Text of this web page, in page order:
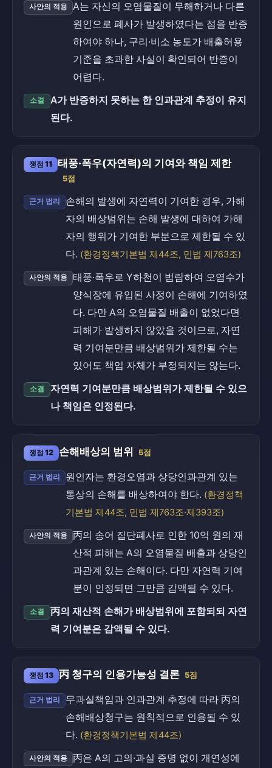
사안의 적용
A는 자신의 오염물질이 무해하거나 다른
원인으로 폐사가 발생하였다는 점을 반증
하여야 하나, 구리·비소 농도가 배출허용
기준을 초과한 사실이 확인되어 반증이
어렵다.
소결
A가 반증하지 못하는 한 인과관계 추정이 유지
된다.
쟁점 11 태풍·폭우(자연력)의 기여와 책임 제한
5점
근거 법리
손해의 발생에 자연력이 기여한 경우, 가해
자의 배상범위는 손해 발생에 대하여 가해
자의 행위가 기여한 부분으로 제한될 수 있
다. (환경정책기본법 제44조, 민법 제763조)
사안의 적용
태풍·폭우로 Y하천이 범람하여 오염수가
양식장에 유입된 사정이 손해에 기여하였
다. 다만 A의 오염물질 배출이 없었다면
피해가 발생하지 않았을 것이므로, 자연
력 기여분만큼 배상범위가 제한될 수는
있어도 책임 자체가 부정되지는 않는다.
소결
자연력 기여분만큼 배상범위가 제한될 수 있으
나 책임은 인정된다.
쟁점 12 손해배상의 범위 5점
근거 법리
원인자는 환경오염과 상당인과관계 있는
통상의 손해를 배상하여야 한다. (환경정책
기본법 제44조, 민법 제763조·제393조)
사안의 적용
丙의 송어 집단폐사로 인한 10억 원의 재
산적 피해는 A의 오염물질 배출과 상당인
과관계 있는 손해이다. 다만 자연력 기여
분이 인정되면 그만큼 감액될 수 있다.
소결
丙의 재산적 손해가 배상범위에 포함되되 자연
력 기여분은 감액될 수 있다.
쟁점 13 丙 청구의 인용가능성 결론 5점
근거 법리
무과실책임과 인과관계 추정에 따라 丙의
손해배상청구는 원칙적으로 인용될 수 있
다. (환경정책기본법 제44조)
사안의 적용 丙은 A의 고의·과실 증명 없이 개연성에